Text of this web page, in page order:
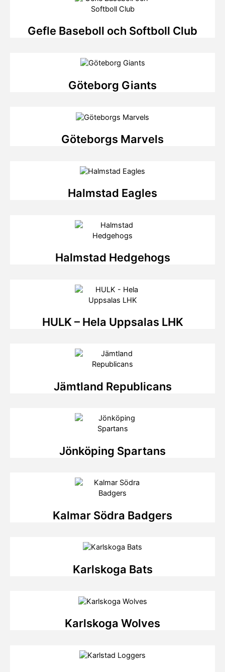
Gefle Baseboll och Softboll Club
Göteborg Giants
Göteborgs Marvels
Halmstad Eagles
Halmstad Hedgehogs
HULK – Hela Uppsalas LHK
Jämtland Republicans
Jönköping Spartans
Kalmar Södra Badgers
Karlskoga Bats
Karlskoga Wolves